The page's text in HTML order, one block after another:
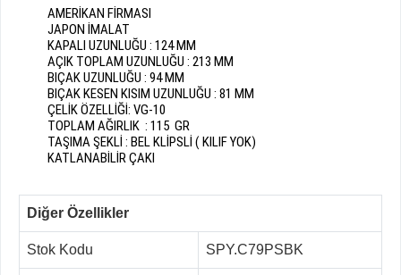
AMERİKAN FİRMASI
JAPON İMALAT
KAPALI UZUNLUĞU : 124 MM
AÇIK TOPLAM UZUNLUĞU : 213 MM
BIÇAK UZUNLUĞU : 94 MM
BIÇAK KESEN KISIM UZUNLUĞU : 81 MM
ÇELİK ÖZELLİĞİ: VG-10
TOPLAM AĞIRLIK : 115 GR
TAŞIMA ŞEKLİ : BEL KLİPSLİ ( KILIF YOK)
KATLANABİLİR ÇAKI
Diğer Özellikler
Stok Kodu SPY.C79PSBK